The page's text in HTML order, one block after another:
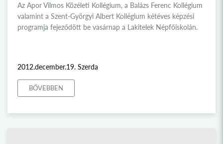
Az Apor Vilmos Közéleti Kollégium, a Balázs Ferenc Kollégium
valamint a Szent-Györgyi Albert Kollégium kétéves képzési
programja fejeződött be vasárnap a Lakitelek Népfőiskolán.
2012.december.19. Szerda
BŐVEBBEN